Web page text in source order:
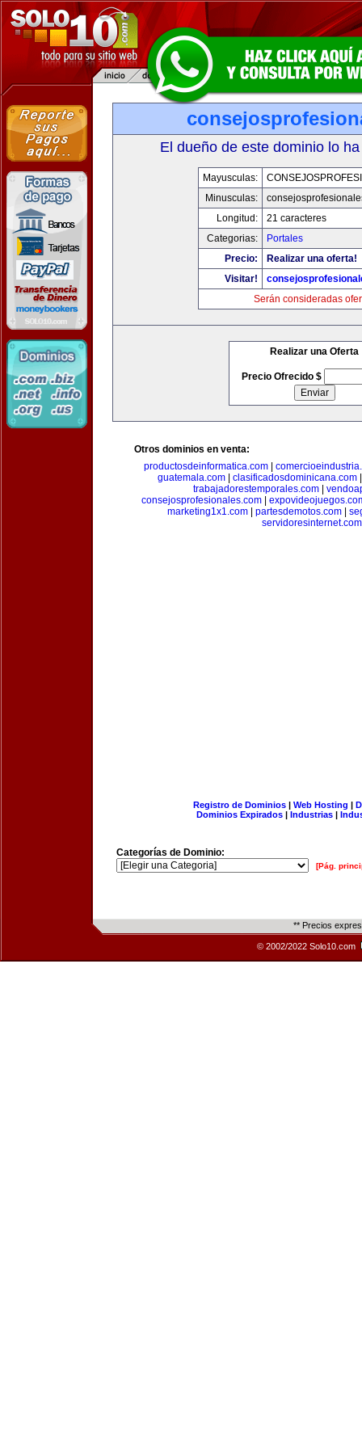
El dueño de este dominio lo
Mayusculas:
Minusculas:
Longitud:
21 caracteres
Categorias:
Portales
Precio:
Realizar una oferta!
Visitar!
Serán consideradas
Realizar una Oferta
Precio Ofrecido $
Otros dominios en venta:
productosdeinformatica.com
guatemala.com| clasificadosdominicana.com
trabajadorestemporales.com
consejosprofesionales.com|
marketing1x1.com| partesdemotos.com|
servidoresinternet.com
Registro de Dominios| Web Hosting |
Dominios Expirados | Industrias |
Categorías de Dominio:
[Pág.
** Precios
© 2002/2022 Solo10.com